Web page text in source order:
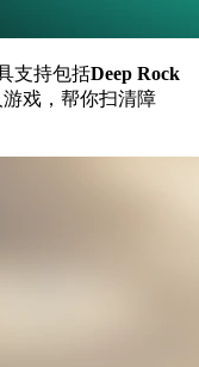
支持包括Deep Rock
戏，帮你扫清障